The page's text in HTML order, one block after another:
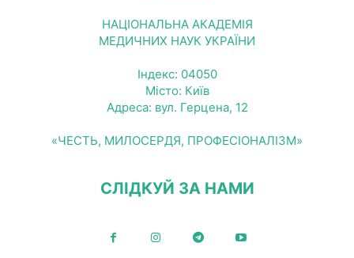
НАЦІОНАЛЬНА АКАДЕМІЯ
МЕДИЧНИХ НАУК УКРАЇНИ
Індекс: 04050
Місто: Київ
Адреса: вул. Герцена, 12
«ЧЕСТЬ, МИЛОСЕРДЯ, ПРОФЕСІОНАЛІЗМ»
СЛІДКУЙ ЗА НАМИ